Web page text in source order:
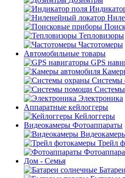
Тепловизоры
Частотомеры
Автомобильные товары
GPS
Системы
Электроника
Аппаратные кейлоггеры
Кейлоггеры
Видеокамеры Фотоаппараты
Трейл
Дом - Семья